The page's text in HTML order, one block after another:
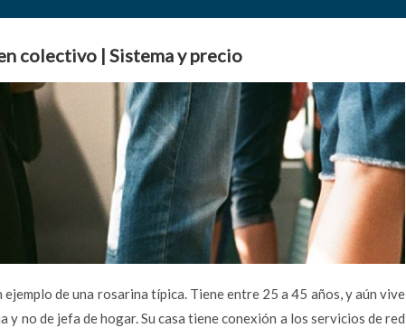
colectivo | Sistema y precio
de una rosarina típica. Tiene entre 25 a 45 años, y aún vive
y no de jefa de hogar. Su casa tiene conexión a los servicios de red